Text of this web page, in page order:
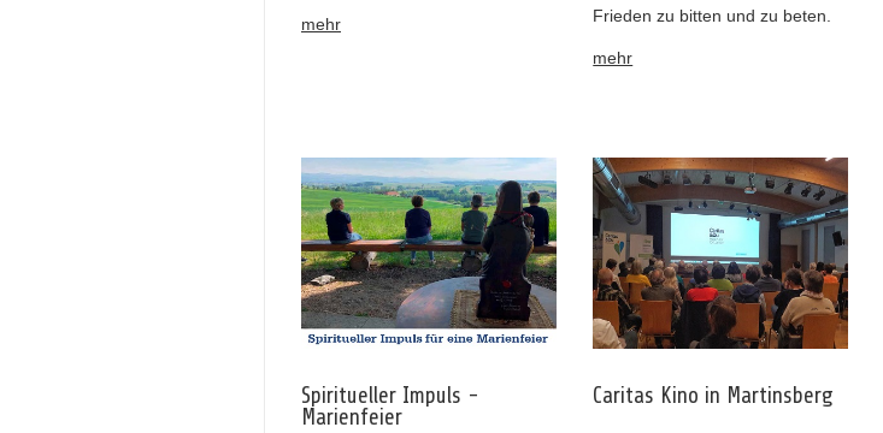
mehr
Frieden zu bitten und zu beten.
mehr
Spiritueller Impuls -
Marienfeier
Caritas Kino in Martinsberg